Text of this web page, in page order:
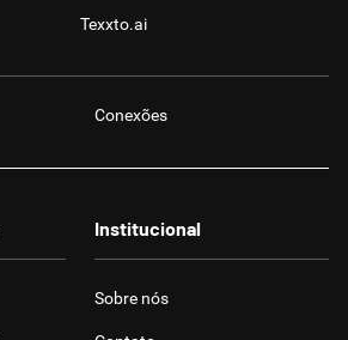
Texxto.ai
Conexões
Institucional
Sobre nós